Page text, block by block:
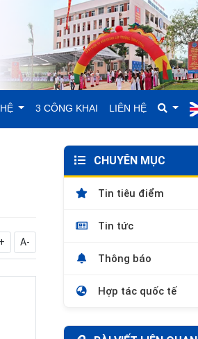
3 CÔNG KHAI LIÊN HỆ
A-
CHUYÊN MỤC
Tin tiêu điểm
Tin tức
Thông báo
Hợp tác quốc tế